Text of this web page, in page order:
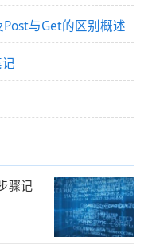
与Get的区别概述
骤记